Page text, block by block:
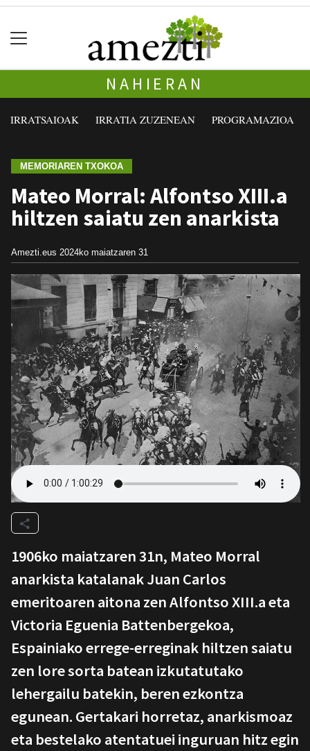
NAHIERAN
IRRATSAIOAK IRRATIA ZUZENEAN PROGRAMAZIOA
MEMORIAREN TXOKOA
Mateo Morral: Alfontso XIII.a
hiltzen saiatu zen anarkista
Amezti.eus 2024ko maiatzaren 31
1906ko maiatzaren 31n, Mateo Morral
anarkista katalanak Juan Carlos
emeritoaren aitona zen Alfontso XIII.a eta
Victoria Eguenia Battenbergekoa,
Espainiako errege-erreginak hiltzen saiatu
zen lore sorta batean izkutatutako
lehergailu batekin, beren ezkontza
egunean. Gertakari horretaz, anarkismoaz
eta bestelako atentatuei inguruan hitz egin